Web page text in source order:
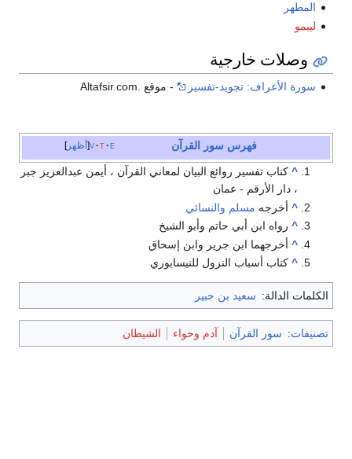
المطهر
ليبمو
وصلات خارجية
سورة الأعراف: تجويد-تفسير - موقع .Altafsir.com
أظهر v t e فهرس سور القرآن
^ كتاب تفسير روائع البيان لمعاني القرآن ، أيمن عبدالعزيز جبر
، دار الأرقم - عمان
^ أخرجه مسلم والنسائي
^ رواه ابن أبي حاتم وأبو الشيخ
^ أخرجهما ابن جرير وابن إسحاق
^ كتاب أسباب النزول للنيسابوري
الكلمات الدالة: سعيد بن جبير
تصنيفات: سور القرآن آدم وحواء الشيطان